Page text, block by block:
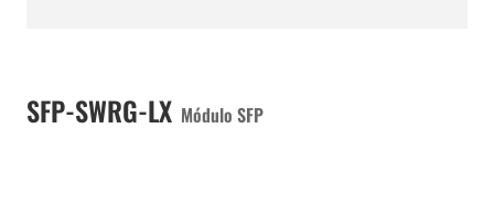
SFP-SWRG-LX Módulo SFP